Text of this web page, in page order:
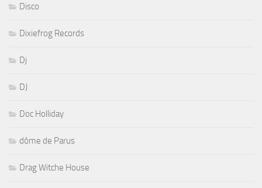
Disco
Dixiefrog Records
Dj
DJ
Doc Holliday
dôme de Parus
Drag Witche House